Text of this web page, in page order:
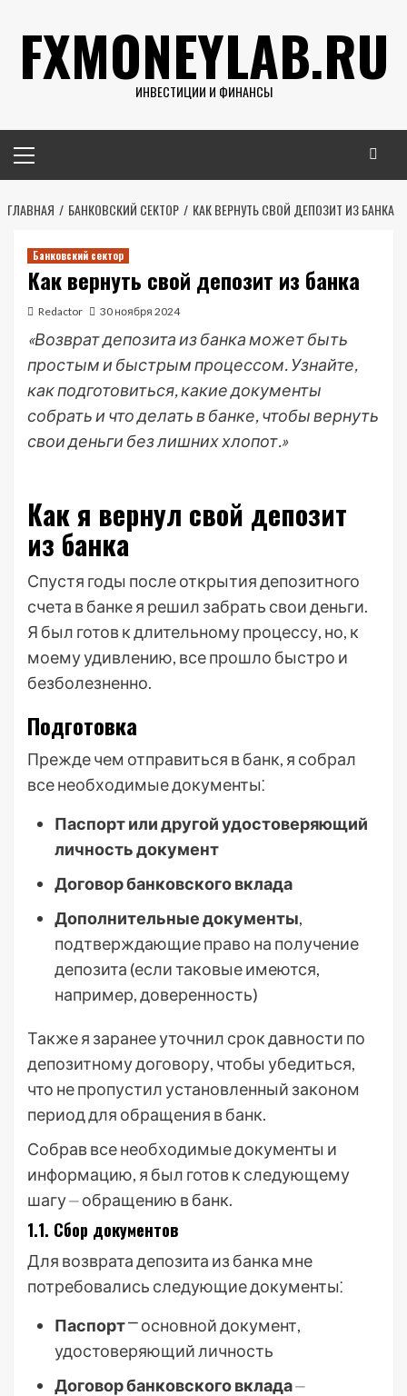
содержимому
FXMONEYLAB.RU
ИНВЕСТИЦИИ И ФИНАНСЫ
меню
ГЛАВНАЯ БАНКОВСКИЙ СЕКТОР КАК ВЕРНУТЬ СВОЙ ДЕПОЗИТ ИЗ БАНКА
Банковский сектор
Как вернуть свой депозит из банка
Redactor 30 ноября 2024
«Возврат депозита из банка может быть
простым и быстрым процессом. Узнайте,
как подготовиться, какие документы
собрать и что делать в банке, чтобы вернуть
свои деньги без лишних хлопот.»
Как я вернул свой депозит
из банка
Спустя годы после открытия депозитного
счета в банке я решил забрать свои деньги.
Я был готов к длительному процессу, но, к
моему удивлению, все прошло быстро и
безболезненно.
Подготовка
Прежде чем отправиться в банк, я собрал
все необходимые документы⁚
Паспорт или другой удостоверяющий
личность документ
Договор банковского вклада
Дополнительные документы,
подтверждающие право на получение
депозита (если таковые имеются,
например, доверенность)
Также я заранее уточнил срок давности по
депозитному договору, чтобы убедиться,
что не пропустил установленный законом
период для обращения в банк.
Собрав все необходимые документы и
информацию, я был готов к следующему
шагу ⏤ обращению в банк.
1.1. Сбор документов
Для возврата депозита из банка мне
потребовались следующие документы⁚
Паспорт⎻ основной документ,
удостоверяющий личность
Договор банковского вклада⏤